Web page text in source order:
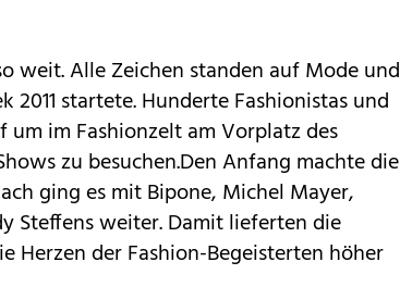
weit. Alle Zeichen standen auf Mode und
2011 startete. Hunderte Fashionistas und
im Fashionzelt am Vorplatz des
zu besuchen.Den Anfang machte die
ging es mit Bipone, Michel Mayer,
Steffens weiter. Damit lieferten die
Herzen der Fashion-Begeisterten höher